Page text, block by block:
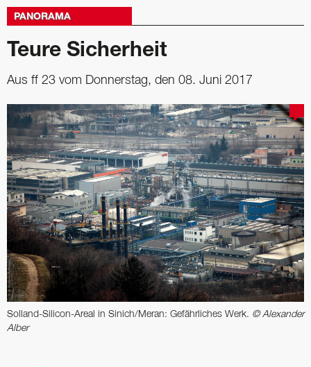
PANORAMA
Teure Sicherheit
Aus ff 23 vom Donnerstag, den 08. Juni 2017
Solland-Silicon-Areal in Sinich/Meran: Gefährliches Werk. © Alexander
Alber